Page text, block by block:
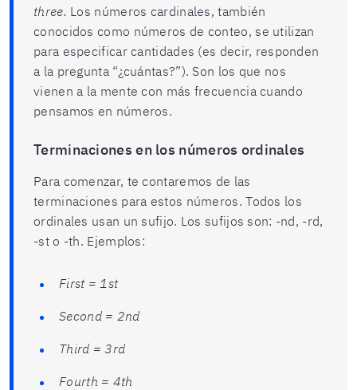
three. Los números cardinales, también
conocidos como números de conteo, se utilizan
para especificar cantidades (es decir, responden
a la pregunta “¿cuántas?”). Son los que nos
vienen a la mente con más frecuencia cuando
pensamos en números.
Terminaciones en los números ordinales
Para comenzar, te contaremos de las
terminaciones para estos números. Todos los
ordinales usan un sufijo. Los sufijos son: -nd, -rd,
-st o -th. Ejemplos:
First = 1st
Second = 2nd
Third = 3rd
Fourth = 4th